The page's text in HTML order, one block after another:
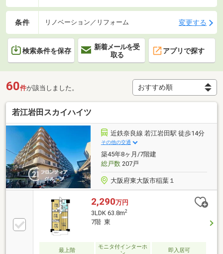
条件 リノベーション／リフォーム 変更する
検索条件を保存
新着メールを受
取る
アプリで探す
60件が該当しました。
若江岩田スカイハイツ
近鉄奈良線 若江岩田駅 徒歩14分
その他の交通
築45年8ヶ月/7階建
総戸数207戸
大阪府東大阪市稲葉１
2,290万円
3LDK 63.8m2
7階 東
最上階
モニタ付インターホ
即入居可